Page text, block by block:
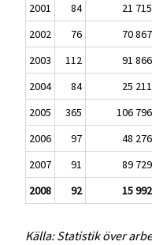
2001
84 21 715
2002
76 70 867
2003
112 91 866
2004
84 25 211
2005
365 106 796
2006
97 48 276
2007
91 89 729
2008
92 15 992
Källa: Statistik över